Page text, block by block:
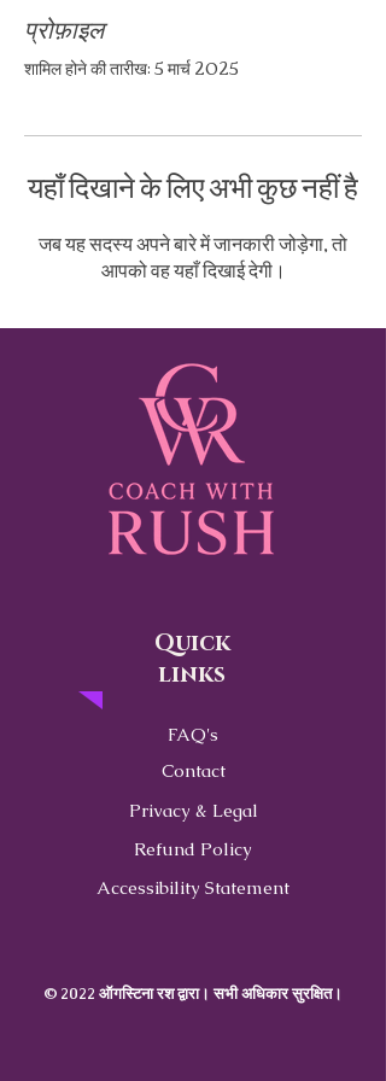
प्रोफ़ाइल
शामिल होने की तारीख: 5 मार्च 2025
यहाँ दिखाने के लिए अभी कुछ नहीं है
जब यह सदस्य अपने बारे में जानकारी जोड़ेगा, तो
आपको वह यहाँ दिखाई देगी।
Quick
links
FAQ's
Contact
Privacy & Legal
Refund Policy
Accessibility Statement
© 2022 ऑगस्टिना रश द्वारा। सभी अधिकार सुरक्षित।